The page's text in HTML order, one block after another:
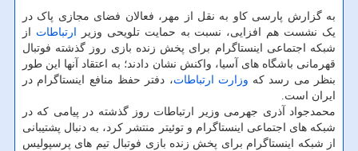
به گزارش پارسی کاو به نقل از مهر، فعالان فضای مجازی پاک در
یک نشست هم افزایی، نسبت به حمایت تلویحی وزیر
ارتباطات از
شبکه اجتماعی اینستاگرام برای پخش زنده بازی روز گذشته فوتبال
قهرمانی باشگاه های آسیا، واکنش نشان دادند؛ به اعتقاد آنها این طور
بنظر می رسد که وزارت ارتباطات، دفتر حفظ منافع اینستاگرام در
ایران است.
محمدجواد آذری جهرمی وزیر ارتباطات روز گذشته در پیامی که در
شبکه های اجتماعی اینستاگرام و توئیتر منتشر کرد، به دنبال پشتیبانی
از شبکه اینستاگرام برای پخش زنده بازی فوتبال تیم های پرسپولیس